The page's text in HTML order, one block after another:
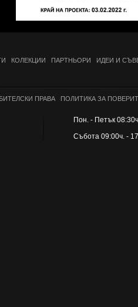
КОЛЕКЦИИ ПАРТНЬОРИ ИДЕИ И
ПРАВА ПОЛИТИКА ЗА
Пон. - Петък
Събота 09:00ч. -